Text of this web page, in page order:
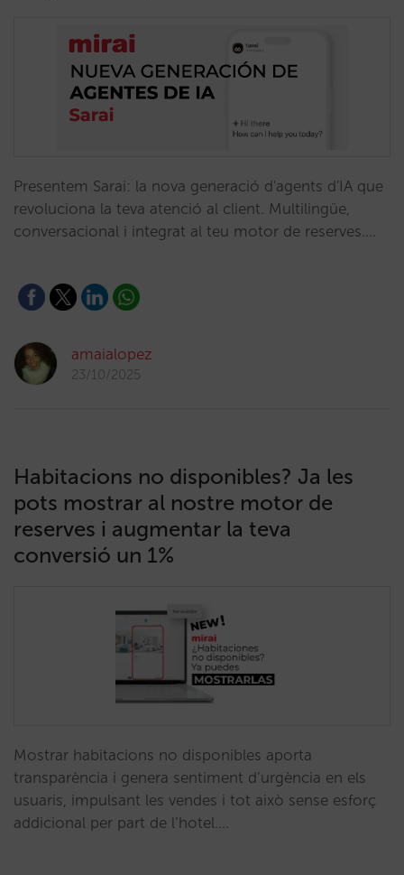
Presentem Sarai: la nova generació d'agents d'IA que
revoluciona la teva atenció al client. Multilingüe,
conversacional i integrat al teu motor de reserves.…
amaialopez
23/10/2025
Habitacions no disponibles? Ja les
pots mostrar al nostre motor de
reserves i augmentar la teva
conversió un 1%
Mostrar habitacions no disponibles aporta
transparència i genera sentiment d’urgència en els
usuaris, impulsant les vendes i tot això sense esforç
addicional per part de l’hotel.…